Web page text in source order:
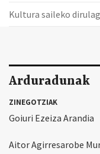
Kultura saileko
Arduradunak
ZINEGOTZIAK
Goiuri Ezeiza Arandia
Aitor Agirresarobe